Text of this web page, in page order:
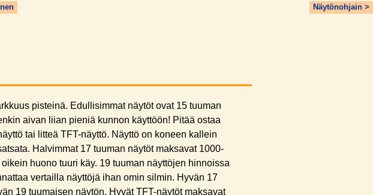
Näytönohjain >
pisteinä. Edullisimmat näytöt ovat 15 tuuman
aivan liian pieniä kunnon käyttöön! Pitää ostaa
tai litteä TFT-näyttö. Näyttö on koneen kallein
Halvimmat 17 tuuman näytöt maksavat 1000-
huono tuuri käy. 19 tuuman näyttöjen hinnoissa
vertailla näyttöjä ihan omin silmin. Hyvän 17
19 tuumaisen näytön. Hyvät TFT-näytöt maksavat